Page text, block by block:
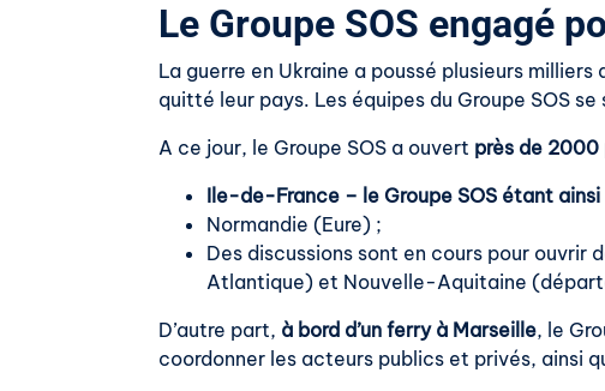
Le Groupe SOS engagé
La guerre en Ukraine a poussé plusieurs
quitté leur pays. Les équipes du Groupe SOS
A ce jour, le Groupe SOS a ouvert près de 2000
Ile-de-France – le Groupe SOS étant
Normandie (Eure) ;
Des discussions sont en cours pour ouvrir
Atlantique) et Nouvelle-Aquitaine
D’autre part, à bord d’un ferry à Marseille, le
coordonner les acteurs publics et privés, ainsi